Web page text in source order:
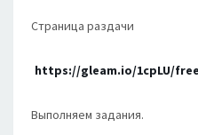
Страница раздачи
https://gleam.io/1cpLU/
Выполняем задания.